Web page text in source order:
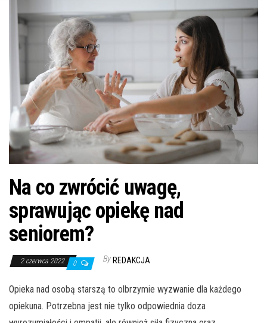
Na co zwrócić uwagę,
sprawując opiekę nad
seniorem?
2 czerwca 2022 0 By REDAKCJA
Opieka nad osobą starszą to olbrzymie wyzwanie dla każdego
opiekuna. Potrzebna jest nie tylko odpowiednia doza